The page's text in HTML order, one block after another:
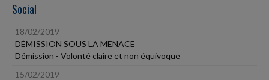
Social
18/02/2019
DÉMISSION SOUS LA MENACE
Démission - Volonté claire et non équivoque
15/02/2019